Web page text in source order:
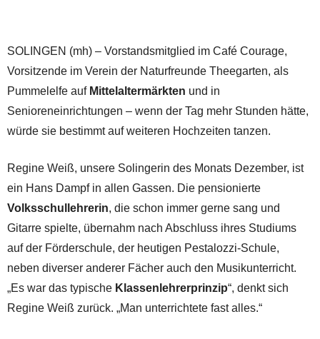
SOLINGEN (mh) – Vorstandsmitglied im Café Courage,
Vorsitzende im Verein der Naturfreunde Theegarten, als
Pummelelfe auf Mittelaltermärkten und in
Senioreneinrichtungen – wenn der Tag mehr Stunden hätte,
würde sie bestimmt auf weiteren Hochzeiten tanzen.
Regine Weiß, unsere Solingerin des Monats Dezember, ist
ein Hans Dampf in allen Gassen. Die pensionierte
Volksschullehrerin, die schon immer gerne sang und
Gitarre spielte, übernahm nach Abschluss ihres Studiums
auf der Förderschule, der heutigen Pestalozzi-Schule,
neben diverser anderer Fächer auch den Musikunterricht.
„Es war das typische Klassenlehrerprinzip“, denkt sich
Regine Weiß zurück. „Man unterrichtete fast alles.“